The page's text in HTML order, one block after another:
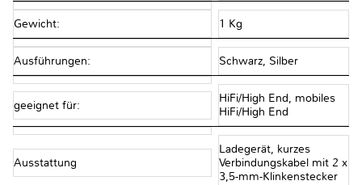
Gewicht: 1 Kg
Ausführungen: Schwarz, Silber
geeignet für:
HiFi/High End, mobiles
HiFi/High End
Ausstattung
Ladegerät, kurzes
Verbindungskabel mit 2 x
3,5-mm-Klinkenstecker